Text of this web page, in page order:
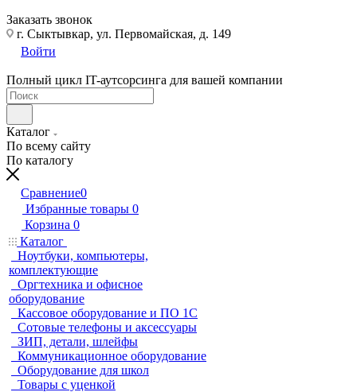
Заказать звонок
г. Сыктывкар, ул. Первомайская, д. 149
Войти
Полный цикл IT-аутсорсинга для вашей компании
Каталог
По всему сайту
По каталогу
Сравнение0
Избранные товары 0
Корзина 0
Каталог
Ноутбуки, компьютеры,
комплектующие
Оргтехника и офисное
оборудование
Кассовое оборудование и ПО 1С
Сотовые телефоны и аксессуары
ЗИП, детали, шлейфы
Коммуникационное оборудование
Оборудование для школ
Товары с уценкой